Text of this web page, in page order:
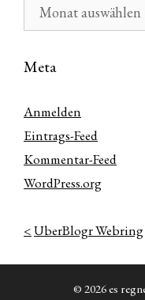
Meta
Anmelden
Eintrags-Feed
Kommentar-Feed
WordPress.org
<UberBlogr Webring
© 2026 es